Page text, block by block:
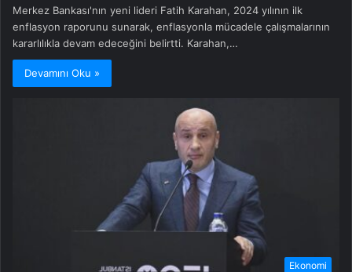
Merkez Bankası'nın yeni lideri Fatih Karahan, 2024 yılının ilk
enflasyon raporunu sunarak, enflasyonla mücadele çalışmalarının
kararlılıkla devam edeceğini belirtti. Karahan,…
Devamını Oku »
Ekonomi